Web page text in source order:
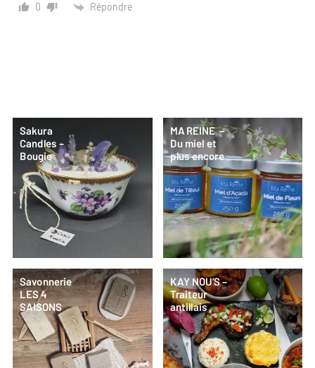
0 Répondre
Sakura
Candles –
Bougie
MA REINE –
Du miel et
plus encore
Savonnerie
LES 4
SAISONS
KAY NOU’S –
Traiteur
antillais